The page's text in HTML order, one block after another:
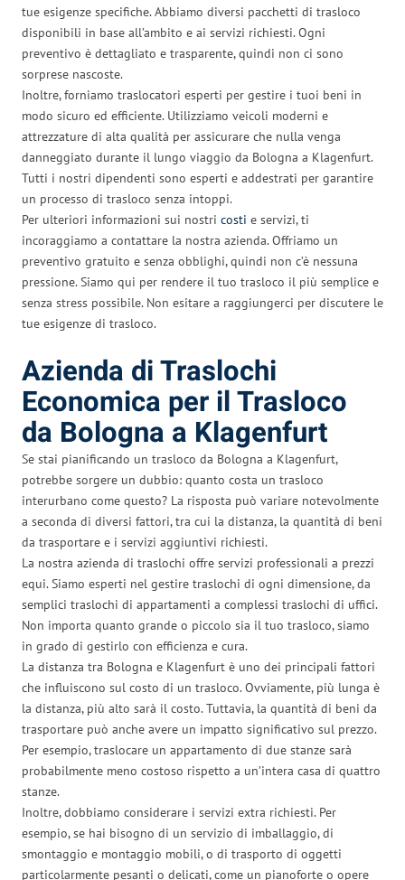
tue esigenze specifiche. Abbiamo diversi pacchetti di trasloco
disponibili in base all’ambito e ai servizi richiesti. Ogni
preventivo è dettagliato e trasparente, quindi non ci sono
sorprese nascoste.
Inoltre, forniamo traslocatori esperti per gestire i tuoi beni in
modo sicuro ed efficiente. Utilizziamo veicoli moderni e
attrezzature di alta qualità per assicurare che nulla venga
danneggiato durante il lungo viaggio da Bologna a Klagenfurt.
Tutti i nostri dipendenti sono esperti e addestrati per garantire
un processo di trasloco senza intoppi.
Per ulteriori informazioni sui nostri costi e servizi, ti
incoraggiamo a contattare la nostra azienda. Offriamo un
preventivo gratuito e senza obblighi, quindi non c’è nessuna
pressione. Siamo qui per rendere il tuo trasloco il più semplice e
senza stress possibile. Non esitare a raggiungerci per discutere le
tue esigenze di trasloco.
Azienda di Traslochi
Economica per il Trasloco
da Bologna a Klagenfurt
Se stai pianificando un trasloco da Bologna a Klagenfurt,
potrebbe sorgere un dubbio: quanto costa un trasloco
interurbano come questo? La risposta può variare notevolmente
a seconda di diversi fattori, tra cui la distanza, la quantità di beni
da trasportare e i servizi aggiuntivi richiesti.
La nostra azienda di traslochi offre servizi professionali a prezzi
equi. Siamo esperti nel gestire traslochi di ogni dimensione, da
semplici traslochi di appartamenti a complessi traslochi di uffici.
Non importa quanto grande o piccolo sia il tuo trasloco, siamo
in grado di gestirlo con efficienza e cura.
La distanza tra Bologna e Klagenfurt è uno dei principali fattori
che influiscono sul costo di un trasloco. Ovviamente, più lunga è
la distanza, più alto sarà il costo. Tuttavia, la quantità di beni da
trasportare può anche avere un impatto significativo sul prezzo.
Per esempio, traslocare un appartamento di due stanze sarà
probabilmente meno costoso rispetto a un’intera casa di quattro
stanze.
Inoltre, dobbiamo considerare i servizi extra richiesti. Per
esempio, se hai bisogno di un servizio di imballaggio, di
smontaggio e montaggio mobili, o di trasporto di oggetti
particolarmente pesanti o delicati, come un pianoforte o opere